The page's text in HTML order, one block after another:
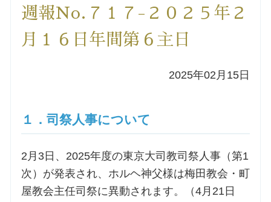
洗礼を希望される方
森田神父の講座
シスター中島の講座
教区カテキスタの講座
週報No.７１７-２０２５年２
月１６日年間第６主日
2025年02月15日
１．司祭人事について
2月3日、2025年度の東京大司教司祭人事（第1
次）が発表され、ホルヘ神父様は梅田教会・町
屋教会主任司祭に異動されます。（4月21日